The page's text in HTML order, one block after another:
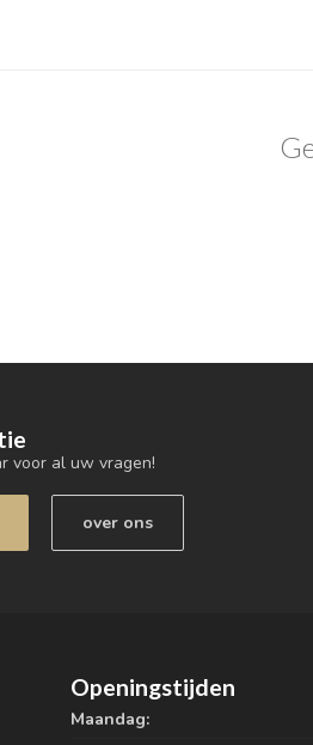
voor al uw vragen!
over ons
Openingstijden
Maandag: